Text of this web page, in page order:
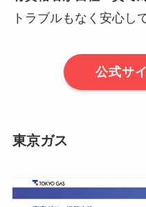
トラブルもなく安心し
公式サ
東京ガス